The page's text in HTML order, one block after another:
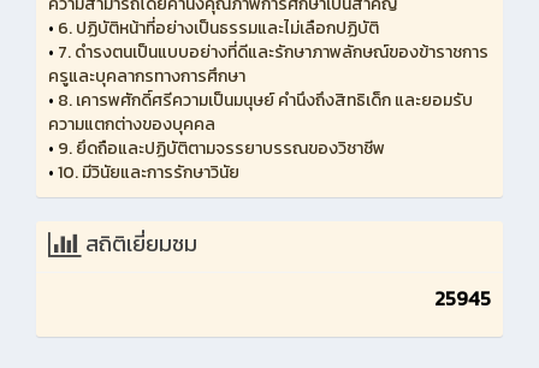
• 6. ปฏิบัติหน้าที่อย่างเป็นธรรมและไม่เลือกปฏิบัติ
• 7. ดำรงตนเป็นแบบอย่างที่ดีและรักษาภาพลักษณ์ของข้าราชการ
ครูและบุคลากรทางการศึกษา
• 8. เคารพศักดิ์ศรีความเป็นมนุษย์ คำนึงถึงสิทธิเด็ก และยอมรับ
ความแตกต่างของบุคคล
• 9. ยึดถือและปฏิบัติตามจรรยาบรรณของวิชาชีพ
•10. มีวินัยและการรักษาวินัย
สถิติเยี่ยมชม
25945